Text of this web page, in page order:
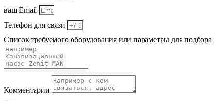
ваш Email
Телефон для связи
Список требуемого оборудования или параметры для подбора
Комментарии